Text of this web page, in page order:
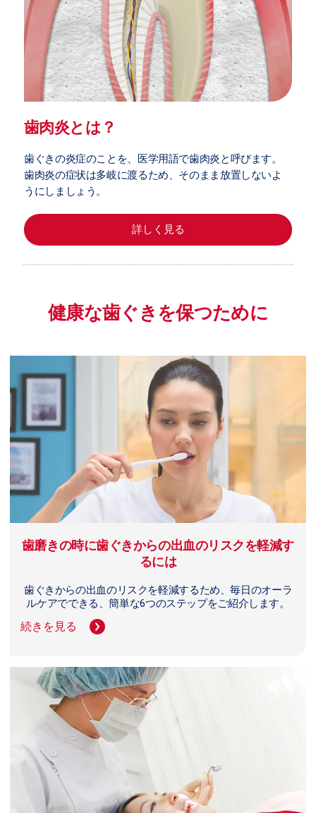
歯肉炎とは？
歯ぐきの炎症のことを、医学用語で歯肉炎と呼びます。
歯肉炎の症状は多岐に渡るため、そのまま放置しないよ
うにしましょう。
詳しく見る
健康な歯ぐきを保つために
歯磨きの時に歯ぐきからの出血のリスクを軽減す
るには
歯ぐきからの出血のリスクを軽減するため、毎日のオーラ
ルケアでできる、簡単な6つのステップをご紹介します。
続きを見る